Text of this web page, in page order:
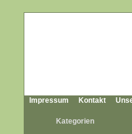
Impressum Kontakt
Kategorien